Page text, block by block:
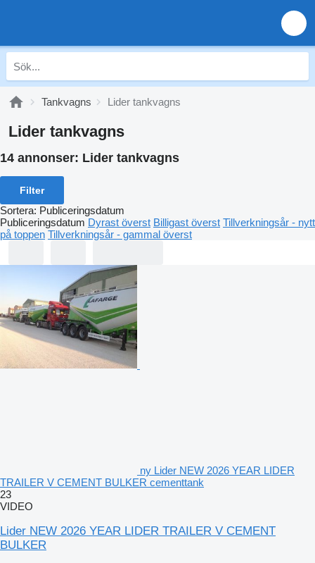
Tankvagns Lider tankvagns
Lider tankvagns
14 annonser: Lider tankvagns
Filter
Sortera: Publiceringsdatum
Publiceringsdatum Dyrast överst Billigast överst Tillverkningsår - nytt
på toppen Tillverkningsår - gammal överst
ny Lider NEW 2026 YEAR LIDER
TRAILER V CEMENT BULKER cementtank
23
VIDEO
Lider NEW 2026 YEAR LIDER TRAILER V CEMENT
BULKER